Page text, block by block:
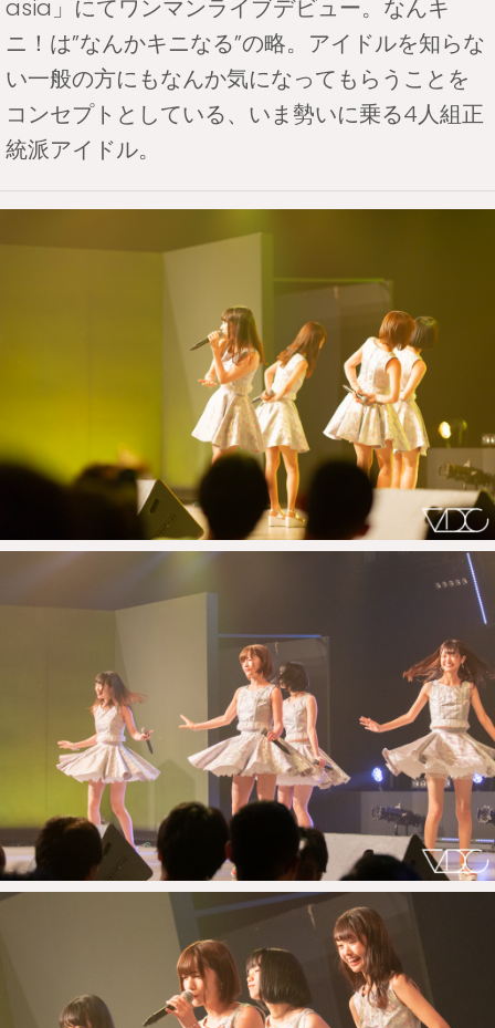
asia」にてワンマンライブデビュー。なんキ
ニ！は”なんかキニなる”の略。アイドルを知らな
い一般の方にもなんか気になってもらうことを
コンセプトとしている、いま勢いに乗る4人組正
統派アイドル。